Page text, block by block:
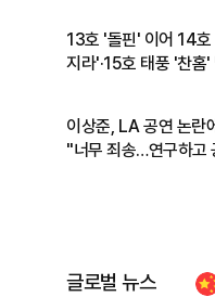
13호 '돌핀' 이어 14호
지라'·15호 태풍 '찬홈
이상준, LA 공연 논란
"너무 죄송…연구하고
글로벌 뉴스